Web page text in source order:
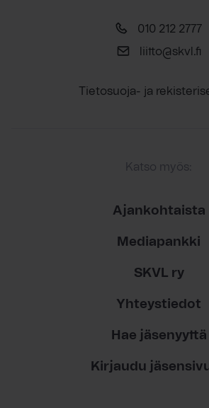
010 212 2777
liitto@skvl.fi
Tietosuoja- ja
Katso myös:
Ajankohtaista
Mediapankki
SKVL ry
Yhteystiedot
Hae jäsenyyttä
Kirjaudu